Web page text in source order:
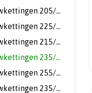
Sneeuwkettingen 205/55 R16
Sneeuwkettingen 225/75 R16
Sneeuwkettingen 215/55 R17
Sneeuwkettingen 235/55 R18
Sneeuwkettingen 255/45 R19
Sneeuwkettingen 235/50 R19